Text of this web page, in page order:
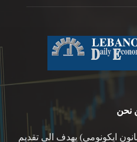
نحن
ايكونومي) يهدف الى تقديم